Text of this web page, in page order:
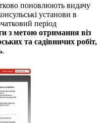
поновлюють видачу
установи в
період
з метою отримання віз
та садівничих робіт,
.